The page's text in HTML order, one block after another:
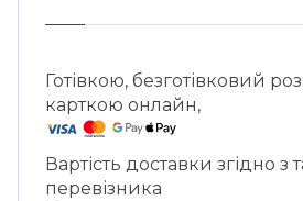
Готівкою, безготівковий
карткою онлайн,
Вартість доставки згідно
перевізника